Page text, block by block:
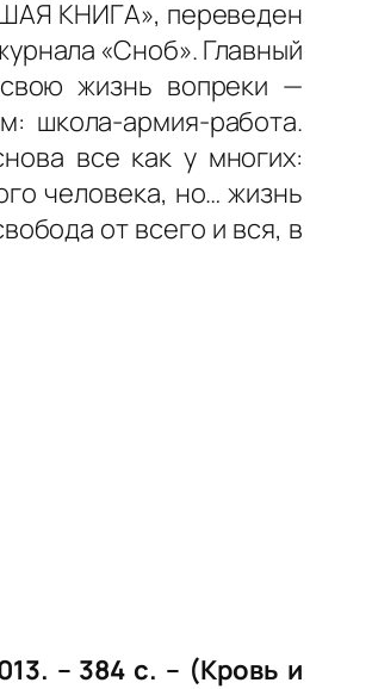
КНИГА», переведен
«Сноб». Главный
жизнь вопреки —
школа-армия-работа.
все как у многих:
человека, но… жизнь
от всего и вся, в
– 384 с. – (Кровь и